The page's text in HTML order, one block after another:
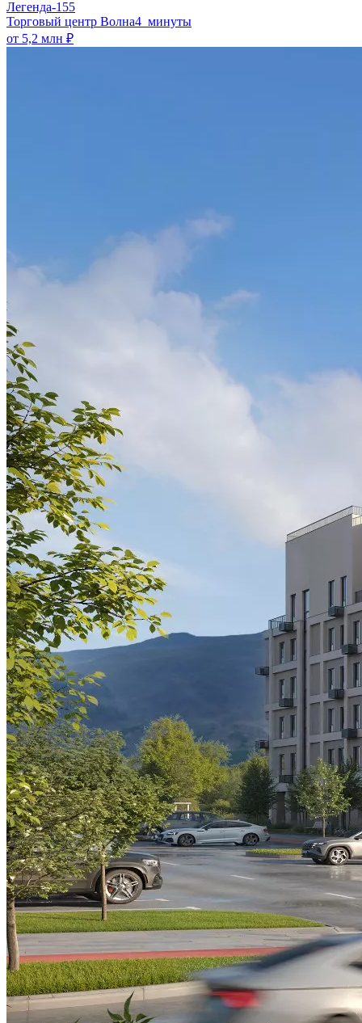
Легенда-155
​Торговый центр Волна4 минуты
от 5,2 млн ₽